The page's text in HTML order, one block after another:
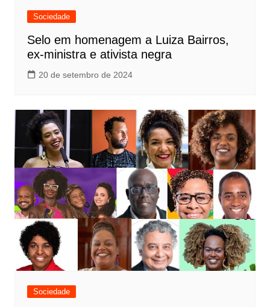
Sociedade
Selo em homenagem a Luiza Bairros,
ex-ministra e ativista negra
20 de setembro de 2024
Sociedade